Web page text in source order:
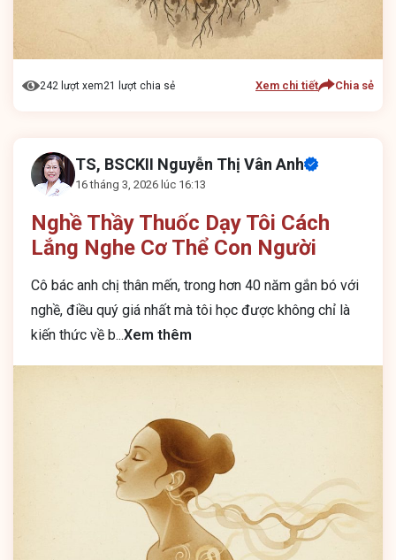
242 lượt xem21 lượt chia sẻ Xem chi tiết Chia sẻ
TS, BSCKII Nguyễn Thị Vân Anh
16 tháng 3, 2026 lúc 16:13
Nghề Thầy Thuốc Dạy Tôi Cách
Lắng Nghe Cơ Thể Con Người
Cô bác anh chị thân mến, trong hơn 40 năm gắn bó với
nghề, điều quý giá nhất mà tôi học được không chỉ là
kiến thức về b...Xem thêm